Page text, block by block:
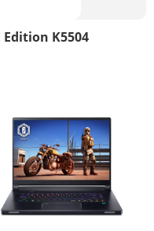
Edition K5504